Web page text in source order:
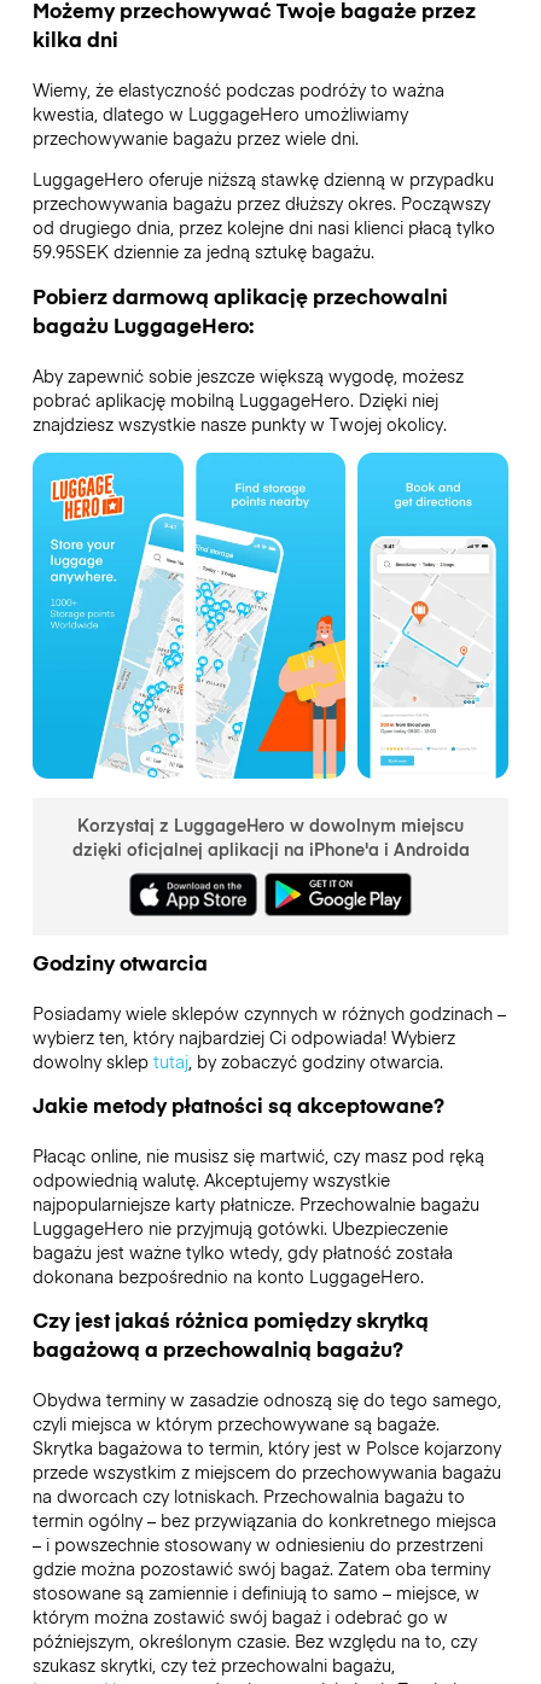
Możemy przechowywać Twoje bagaże przez
kilka dni
Wiemy, że elastyczność podczas podróży to ważna
kwestia, dlatego w LuggageHero umożliwiamy
przechowywanie bagażu przez wiele dni.
LuggageHero oferuje niższą stawkę dzienną w przypadku
przechowywania bagażu przez dłuższy okres. Począwszy
od drugiego dnia, przez kolejne dni nasi klienci płacą tylko
59.95SEK dziennie za jedną sztukę bagażu.
Pobierz darmową aplikację przechowalni
bagażu LuggageHero:
Aby zapewnić sobie jeszcze większą wygodę, możesz
pobrać aplikację mobilną LuggageHero. Dzięki niej
znajdziesz wszystkie nasze punkty w Twojej okolicy.
Korzystaj z LuggageHero w dowolnym miejscu
dzięki oficjalnej aplikacji na iPhone'a i Androida
Godziny otwarcia
Posiadamy wiele sklepów czynnych w różnych godzinach –
wybierz ten, który najbardziej Ci odpowiada! Wybierz
dowolny sklep tutaj, by zobaczyć godziny otwarcia.
Jakie metody płatności są akceptowane?
Płacąc online, nie musisz się martwić, czy masz pod ręką
odpowiednią walutę. Akceptujemy wszystkie
najpopularniejsze karty płatnicze. Przechowalnie bagażu
LuggageHero nie przyjmują gotówki. Ubezpieczenie
bagażu jest ważne tylko wtedy, gdy płatność została
dokonana bezpośrednio na konto LuggageHero.
Czy jest jakaś różnica pomiędzy skrytką
bagażową a przechowalnią bagażu?
Obydwa terminy w zasadzie odnoszą się do tego samego,
czyli miejsca w którym przechowywane są bagaże.
Skrytka bagażowa to termin, który jest w Polsce kojarzony
przede wszystkim z miejscem do przechowywania bagażu
na dworcach czy lotniskach. Przechowalnia bagażu to
termin ogólny – bez przywiązania do konkretnego miejsca
– i powszechnie stosowany w odniesieniu do przestrzeni
gdzie można pozostawić swój bagaż. Zatem oba terminy
stosowane są zamiennie i definiują to samo – miejsce, w
którym można zostawić swój bagaż i odebrać go w
późniejszym, określonym czasie. Bez względu na to, czy
szukasz skrytki, czy też przechowalni bagażu,